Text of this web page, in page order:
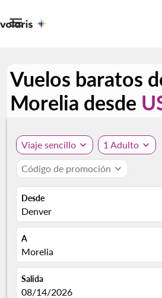

Vuelos baratos
Morelia desde
Viaje sencillo expand_more 1 Adulto expand_more
Código de promoción expand_more
Desde
Denver
A
Morelia
Salida
fc-booking-departure-date-aria-
08/14/2026